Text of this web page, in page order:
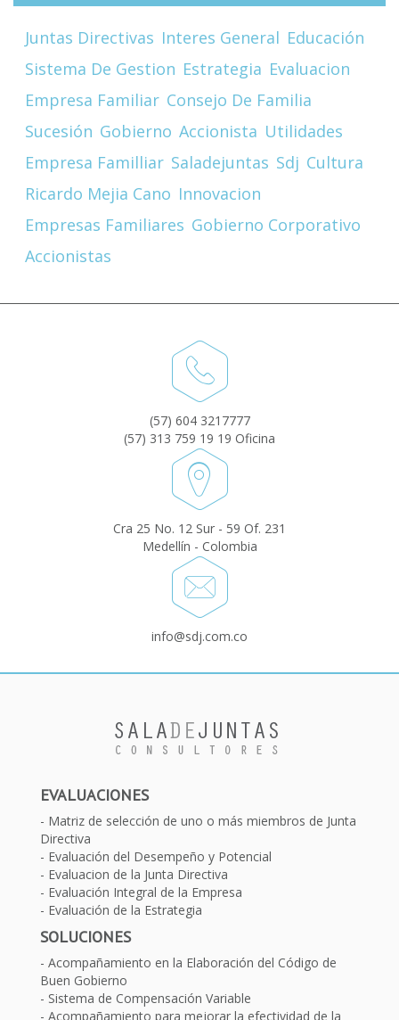
Juntas Directivas Interes General Educación
Sistema De Gestion Estrategia Evaluacion
Empresa Familiar Consejo De Familia
Sucesión Gobierno Accionista Utilidades
Empresa Familliar Saladejuntas Sdj Cultura
Ricardo Mejia Cano Innovacion
Empresas Familiares Gobierno Corporativo
Accionistas
(57) 604 3217777
(57) 313 759 19 19 Oficina
Cra 25 No. 12 Sur - 59 Of. 231
Medellín - Colombia
info@sdj.com.co
EVALUACIONES
Matriz de selección de uno o más miembros de Junta
Directiva
Evaluación del Desempeño y Potencial
Evaluacion de la Junta Directiva
Evaluación Integral de la Empresa
Evaluación de la Estrategia
SOLUCIONES
Acompañamiento en la Elaboración del Código de
Buen Gobierno
Sistema de Compensación Variable
Acompañamiento para mejorar la efectividad de la